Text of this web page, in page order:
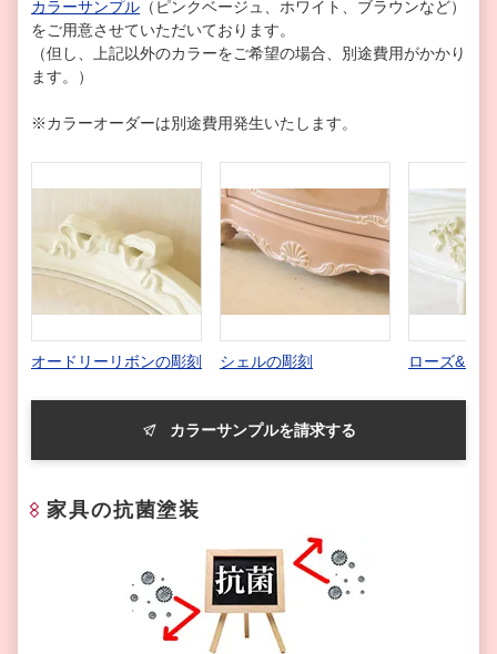
カラーサンプル （ピンクベージュ、ホワイト、ブラウンなど）
をご用意させていただいております。
（但し、上記以外のカラーをご希望の場合、別途費用がかかり
ます。）
※カラーオーダーは別途費用発生いたします。
オードリーリボンの彫刻 シェルの彫刻 ローズ&リ
カラーサンプルを請求する
家具の抗菌塗装